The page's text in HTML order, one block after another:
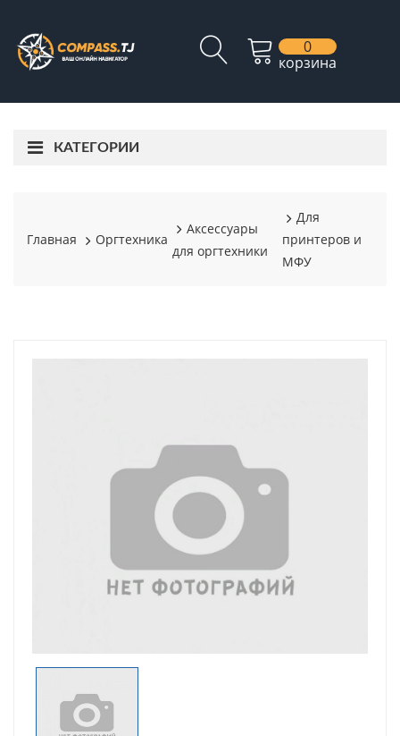
0
корзина
КАТЕГОРИИ
Главная Оргтехника
Аксессуары
для оргтехники
Для
принтеров и
МФУ